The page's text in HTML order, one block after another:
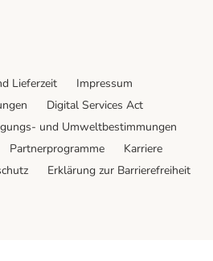
Lieferzeit
Impressum
Digital Services Act
und Umweltbestimmungen
Partnerprogramme
Karriere
Erklärung zur Barrierefreiheit